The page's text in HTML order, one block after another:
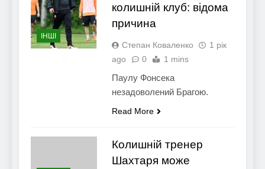
ІНШІ
колишній клуб: відома
причина
Степан Коваленко
1 рік
ago
0 1 mins
Паулу Фонсека
незадоволений Брагою.
Read More
Колишній тренер
Шахтаря може